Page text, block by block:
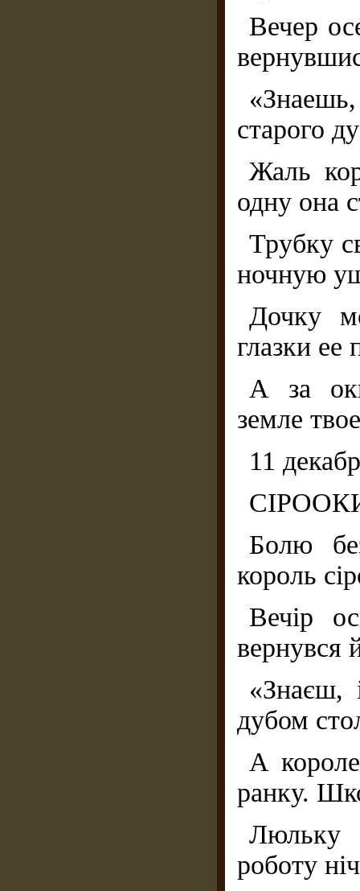
Вечер
старого
Жаль
одну она
Трубку
ночную
Дочку
глазки ее
А за
земле
11
Болю
король
Вечір
вернувся
«Знаєш,
дубом
А
ранку.
Люльку
роботу